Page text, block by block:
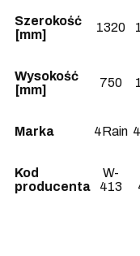
Szerokość
[mm]
1320
Wysokość
[mm]
750
Marka 4Rain
Kod
producenta
W-
413